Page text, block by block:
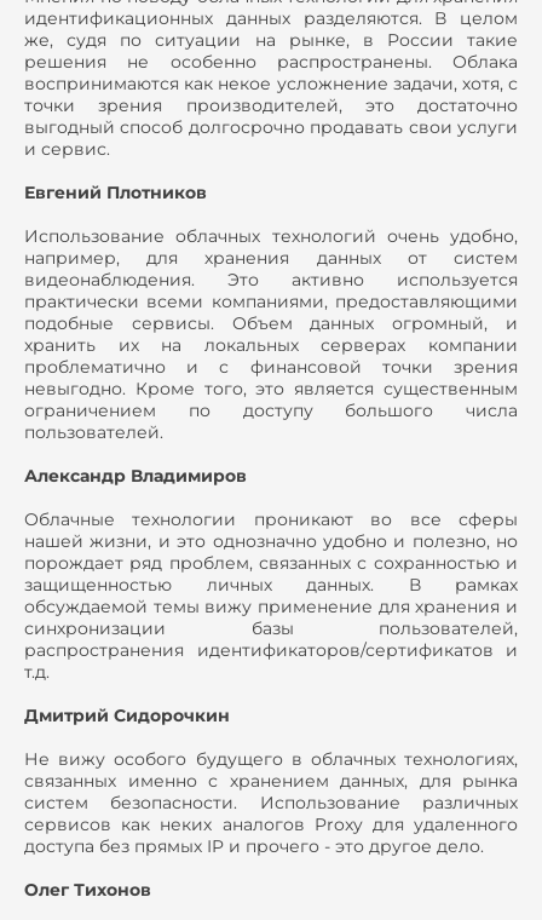
идентификационных данных разделяются. В целом
же, судя по ситуации на рынке, в России такие
решения не особенно распространены. Облака
воспринимаются как некое усложнение задачи, хотя, с
точки зрения производителей, это достаточно
выгодный способ долгосрочно продавать свои услуги
и сервис.
Евгений Плотников
Использование облачных технологий очень удобно,
например, для хранения данных от систем
видеонаблюдения. Это активно используется
практически всеми компаниями, предоставляющими
подобные сервисы. Объем данных огромный, и
хранить их на локальных серверах компании
проблематично и с финансовой точки зрения
невыгодно. Кроме того, это является существенным
ограничением по доступу большого числа
пользователей.
Александр Владимиров
Облачные технологии проникают во все сферы
нашей жизни, и это однозначно удобно и полезно, но
порождает ряд проблем, связанных с сохранностью и
защищенностью личных данных. В рамках
обсуждаемой темы вижу применение для хранения и
синхронизации базы пользователей,
распространения идентификаторов/сертификатов и
т.д.
Дмитрий Сидорочкин
Не вижу особого будущего в облачных технологиях,
связанных именно с хранением данных, для рынка
систем безопасности. Использование различных
сервисов как неких аналогов Proxy для удаленного
доступа без прямых IP и прочего - это другое дело.
Олег Тихонов